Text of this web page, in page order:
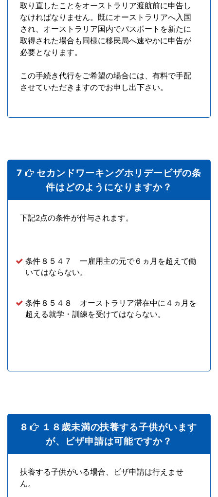
取り直したことをオーストラリア渡航前に申告し
なければなりません。既にオーストラリアへ入国
され、オーストラリア国内でパスポートを新たに
取得された場合も同様に移民局へ速やかに申告が
必要となります。
この手続き代行をご希望の場合には、有料で手配
させていただきますのでお申し出下さい。
7
セカンドワーキングホリデービザの条
件はどのようになりますか？
下記2点の条件が付与されます。
条件８５４７ 一雇用主の元で６ヵ月を超えて働
いてはならない。
条件８５４８ オーストラリア滞在中に４ヵ月を
超える就学・訓練を受けてはならない。
8
１８歳未満の扶養する子供がいます
が、ビザ申請は可能ですか？
扶養する子供がいる場合、ビザ申請は行えませ
ん。